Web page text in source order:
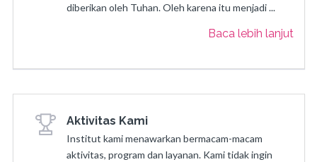
diberikan oleh Tuhan. Oleh karena itu menjadi ...
Baca lebih lanjut
Aktivitas Kami
Institut kami menawarkan bermacam-macam
aktivitas, program dan layanan. Kami tidak ingin